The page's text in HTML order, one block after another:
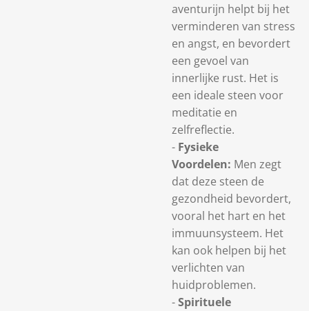
aventurijn helpt bij het
verminderen van stress
en angst, en bevordert
een gevoel van
innerlijke rust. Het is
een ideale steen voor
meditatie en
zelfreflectie.
- Fysieke
Voordelen: Men zegt
dat deze steen de
gezondheid bevordert,
vooral het hart en het
immuunsysteem. Het
kan ook helpen bij het
verlichten van
huidproblemen.
-Spirituele